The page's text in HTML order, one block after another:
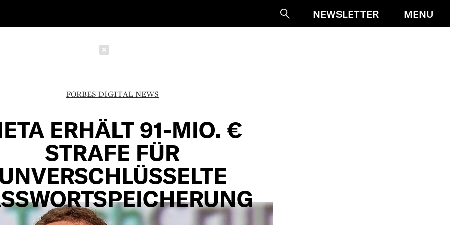
SucheNEWSLETTER MENU
FORBES DIGITAL NEWS
ERHÄLT 91-MIO. €
STRAFE FÜR